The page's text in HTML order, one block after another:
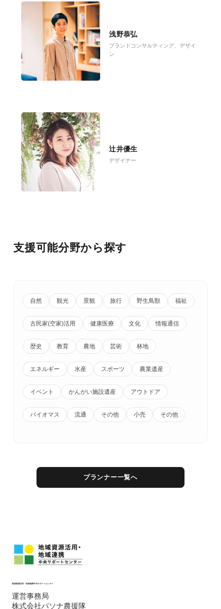
浅野恭弘
ブランドコンサルティング、デザイ
ン
辻井優生
デザイナー
支援可能分野から探す
自然 観光 景観 旅行 野生鳥獣 福祉
古民家(空家)活用 健康医療 文化 情報通信
歴史 教育 農地 芸術 林地
エネルギー 水産 スポーツ 農業遺産
イベント かんがい施設遺産 アウトドア
バイオマス 流通 その他 小売 その他
プランナー一覧へ
地域資源活用・地域連携中央サポートセンター
運営事務局
株式会社パソナ農援隊